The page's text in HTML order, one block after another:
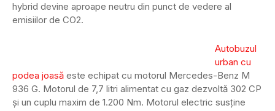
hybrid devine aproape neutru din punct de vedere al
emisiilor de CO2.
Autobuzul
urban cu
podea joasă este echipat cu motorul Mercedes-Benz M
936 G. Motorul de 7,7 litri alimentat cu gaz dezvoltă 302 CP
și un cuplu maxim de 1.200 Nm. Motorul electric susține